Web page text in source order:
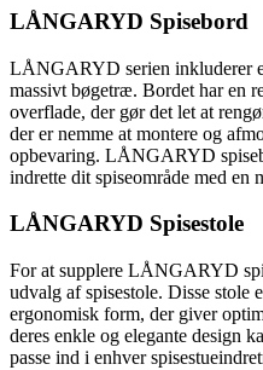
LÅNGARYD Spisebord
LÅNGARYD serien inkluderer
massivt bøgetræ. Bordet har en
overflade, der gør det let at
der er nemme at montere og
opbevaring. LÅNGARYD
indrette dit spiseområde med en
LÅNGARYD Spisestole
For at supplere LÅNGARYD
udvalg af spisestole. Disse stole
ergonomisk form, der giver
deres enkle og elegante design
passe ind i enhver